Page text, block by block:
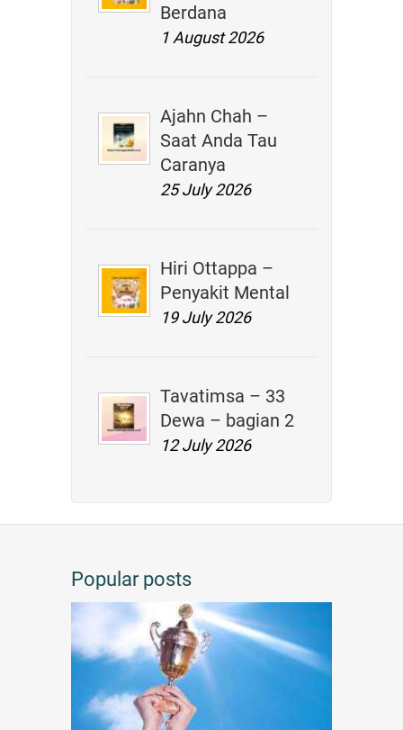
Berdana
1 August 2026
Ajahn Chah –
Saat Anda Tau
Caranya
25 July 2026
Hiri Ottappa –
Penyakit Mental
19 July 2026
Tavatimsa – 33
Dewa – bagian 2
12 July 2026
(PERSAMUHAN
SANGHA
NAMO TASSA BHAGAVATO
Menimbang :
1. Perlunya penanganan hal-hal yang
Popular posts